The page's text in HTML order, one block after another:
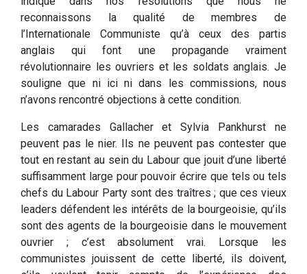
reconnaissons la qualité de membres de
l’Internationale Communiste qu’à ceux des partis
anglais qui font une propagande vraiment
révolutionnaire les ouvriers et les soldats anglais. Je
souligne que ni ici ni dans les commissions, nous
n’avons rencontré objections à cette condition.
Les camarades Gallacher et Sylvia Pankhurst ne
peuvent pas le nier. Ils ne peuvent pas contester que
tout en restant au sein du Labour que jouit d’une liberté
suffisamment large pour pouvoir écrire que tels ou tels
chefs du Labour Party sont des traîtres ; que ces vieux
leaders défendent les intérêts de la bourgeoisie, qu’ils
sont des agents de la bourgeoisie dans le mouvement
ouvrier ; c’est absolument vrai. Lorsque les
communistes jouissent de cette liberté, ils doivent,